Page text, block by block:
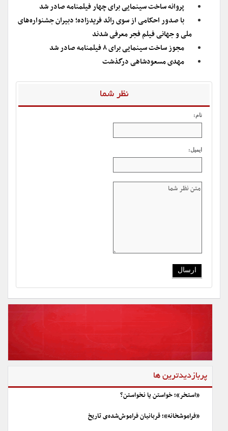
پروانه ساخت سینمایی برای چهار فیلمنامه صادر شد
با صدور احکامی از سوی رائد فریدزاده؛ دبیران جشنواره‌های
ملی و جهانی فیلم فجر معرفی شدند
مجوز ساخت سینمایی برای ۸ فیلمنامه صادر شد
مهدی مسعودشاهی درگذشت
نظر شما
نام:
ایمیل:
پربازدیدترین ها
«استخر»؛ خواستن یا نخواستن؟
«فراموشخانه»؛ قربانیان فراموش‌شده‌ی تاریخ